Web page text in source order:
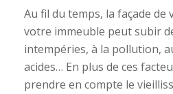
Au fil du temps, la façade de
votre immeuble peut subir
intempéries, à la pollution,
acides… En plus de ces
prendre en compte le